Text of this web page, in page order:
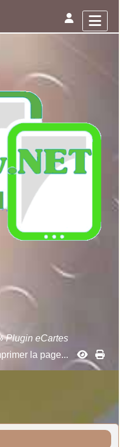
Plugin eCartes
la page...